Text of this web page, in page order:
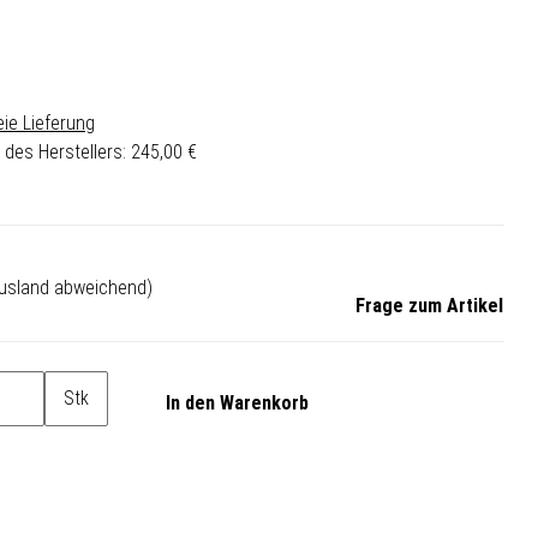
Lieferung
Herstellers: 245,00 €
abweichend)
Frage zum Artikel
Stk In den Warenkorb